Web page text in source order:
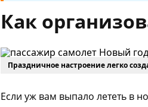
Как
Праздничное настроение легко
Если уж вам выпало лететь в